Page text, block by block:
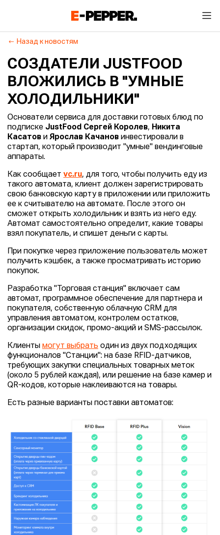
Назад к новостям
СОЗДАТЕЛИ JUSTFOOD
ВЛОЖИЛИСЬ В "УМНЫЕ
ХОЛОДИЛЬНИКИ"
Основатели сервиса для доставки готовых блюд по
подписке JustFood Сергей Королев, Никита
Касатов и Ярослав Качанов инвестировали в
стартап, который производит "умные" вендинговые
аппараты.
Как сообщает vc.ru, для того, чтобы получить еду из
такого автомата, клиент должен зарегистрировать
свою банковскую карту в приложении или приложить
ее к считывателю на автомате. После этого он
сможет открыть холодильник и взять из него еду.
Автомат самостоятельно определит, какие товары
взял покупатель, и спишет деньги с карты.
При покупке через приложение пользователь может
получить кэшбек, а также просматривать историю
покупок.
Разработка "Торговая станция" включает сам
автомат, программное обеспечение для партнера и
покупателя, собственную облачную CRM для
управления автоматом, контролем остатков,
организации скидок, промо-акций и SMS-рассылок.
Клиенты могут выбрать один из двух подходящих
функционалов "Станции": на базе RFID-датчиков,
требующих закупки специальных товарных меток
(около 5 рублей каждая), или решение на базе камер и
QR-кодов, которые наклеиваются на товары.
Есть разные варианты поставки автоматов: